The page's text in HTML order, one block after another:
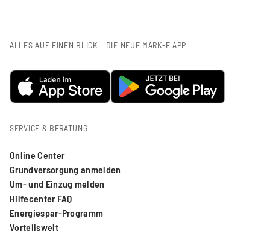
ALLES AUF EINEN BLICK – DIE NEUE MARK-E APP
SERVICE & BERATUNG
Online Center
Grundversorgung anmelden
Um- und Einzug melden
Hilfecenter FAQ
Energiespar-Programm
Vorteilswelt